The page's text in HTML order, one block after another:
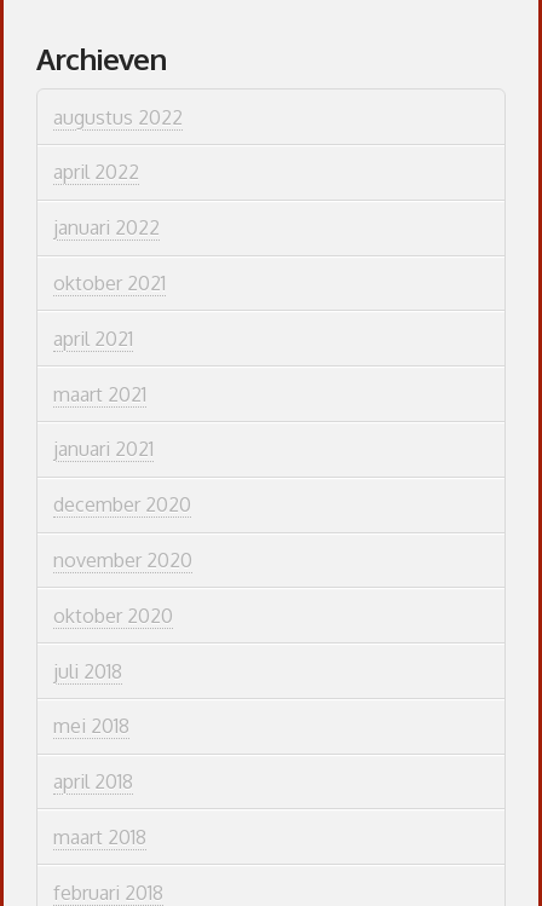
Archieven
augustus 2022
april 2022
januari 2022
oktober 2021
april 2021
maart 2021
januari 2021
december 2020
november 2020
oktober 2020
juli 2018
mei 2018
april 2018
maart 2018
februari 2018